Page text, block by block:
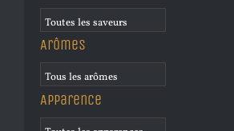
Arômes
Apparence